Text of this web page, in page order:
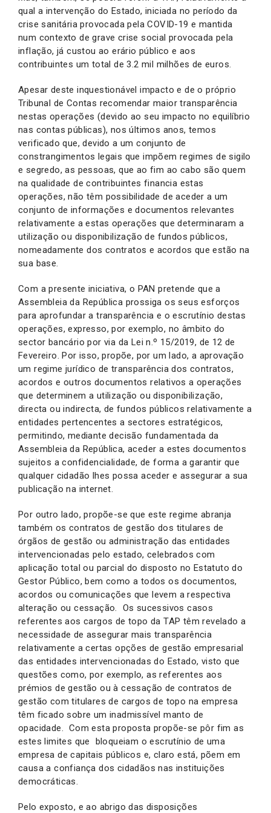
qual a intervenção do Estado, iniciada no período da
crise sanitária provocada pela COVID-19 e mantida
num contexto de grave crise social provocada pela
inflação, já custou ao erário público e aos
contribuintes um total de 3.2 mil milhões de euros.
Apesar deste inquestionável impacto e de o próprio
Tribunal de Contas recomendar maior transparência
nestas operações (devido ao seu impacto no equilíbrio
nas contas públicas), nos últimos anos, temos
verificado que, devido a um conjunto de
constrangimentos legais que impõem regimes de sigilo
e segredo, as pessoas, que ao fim ao cabo são quem
na qualidade de contribuintes financia estas
operações, não têm possibilidade de aceder a um
conjunto de informações e documentos relevantes
relativamente a estas operações que determinaram a
utilização ou disponibilização de fundos públicos,
nomeadamente dos contratos e acordos que estão na
sua base.
Com a presente iniciativa, o PAN pretende que a
Assembleia da República prossiga os seus esforços
para aprofundar a transparência e o escrutínio destas
operações, expresso, por exemplo, no âmbito do
sector bancário por via da Lei n.º 15/2019, de 12 de
Fevereiro. Por isso, propõe, por um lado, a aprovação
um regime jurídico de transparência dos contratos,
acordos e outros documentos relativos a operações
que determinem a utilização ou disponibilização,
directa ou indirecta, de fundos públicos relativamente a
entidades pertencentes a sectores estratégicos,
permitindo, mediante decisão fundamentada da
Assembleia da República, aceder a estes documentos
sujeitos a confidencialidade, de forma a garantir que
qualquer cidadão lhes possa aceder e assegurar a sua
publicação na internet.
Por outro lado, propõe-se que este regime abranja
também os contratos de gestão dos titulares de
órgãos de gestão ou administração das entidades
intervencionadas pelo estado, celebrados com
aplicação total ou parcial do disposto no Estatuto do
Gestor Público, bem como a todos os documentos,
acordos ou comunicações que levem a respectiva
alteração ou cessação. Os sucessivos casos
referentes aos cargos de topo da TAP têm revelado a
necessidade de assegurar mais transparência
relativamente a certas opções de gestão empresarial
das entidades intervencionadas do Estado, visto que
questões como, por exemplo, as referentes aos
prémios de gestão ou à cessação de contratos de
gestão com titulares de cargos de topo na empresa
têm ficado sobre um inadmissível manto de
opacidade. Com esta proposta propõe-se pôr fim as
estes limites que bloqueiam o escrutínio de uma
empresa de capitais públicos e, claro está, põem em
causa a confiança dos cidadãos nas instituições
democráticas.
Pelo exposto, e ao abrigo das disposições